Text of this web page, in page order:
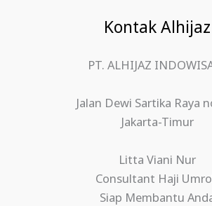
Kontak Alhijaz
PT. ALHIJAZ
Jalan Dewi Sartika Raya
Jakarta-Timur
Litta Viani Nur
Consultant Haji
Siap Membantu